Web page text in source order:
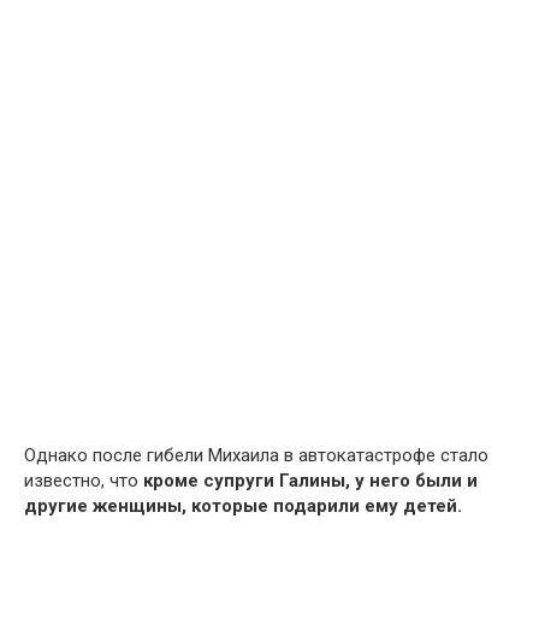
Однако после гибели Михаила в автокатастрофе стало
известно, что кроме супруги Галины, у него были и
другие женщины, которые подарили ему детей.